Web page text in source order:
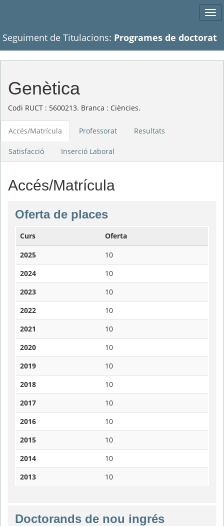
Seguiment de Titulacions: Programes de doctorat
Genètica
Codi RUCT : 5600213. Branca : Ciències.
Accés/Matrícula Professorat Resultats
Satisfacció Inserció Laboral
Accés/Matrícula
Oferta de places
Curs
Oferta
2025
10
2024
10
2023
10
2022
10
2021
10
2020
10
2019
10
2018
10
2017
10
2016
10
2015
10
2014
10
2013
10
Doctorands de nou ingrés